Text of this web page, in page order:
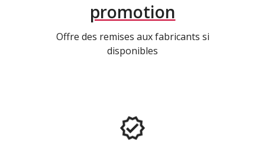
promotion
Offre des remises aux fabricants si
disponibles